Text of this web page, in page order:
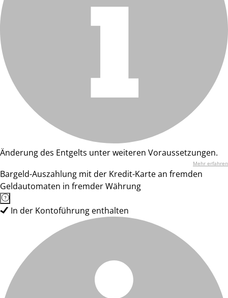
Änderung des Entgelts unter weiteren Voraussetzungen.
Mehr erfahren
Bargeld-Auszahlung mit der Kredit-Karte an fremden
Geldautomaten in fremder Währung
In der Kontoführung enthalten